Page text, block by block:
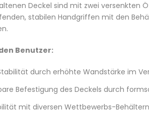
Deckel sind mit zwei versenkten
stabilen Handgriffen mit den
Benutzer:
durch erhöhte Wandstärke im
Befestigung des Deckels durch
mit diversen Wettbewerbs-Behältern